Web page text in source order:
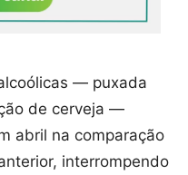
— puxada
de cerveja —
abril na comparação
interrompendo